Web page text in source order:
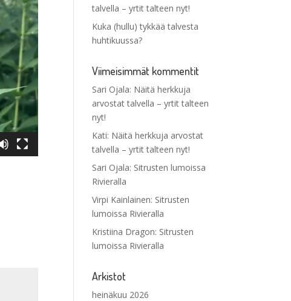
talvella – yrtit talteen nyt!
Kuka (hullu) tykkää talvesta
huhtikuussa?
Viimeisimmät kommentit
Sari Ojala: Näitä herkkuja
arvostat talvella – yrtit talteen
nyt!
Kati: Näitä herkkuja arvostat
talvella – yrtit talteen nyt!
Sari Ojala: Sitrusten lumoissa
Rivieralla
Virpi Kainlainen: Sitrusten
lumoissa Rivieralla
Kristiina Dragon: Sitrusten
lumoissa Rivieralla
Arkistot
heinäkuu 2026